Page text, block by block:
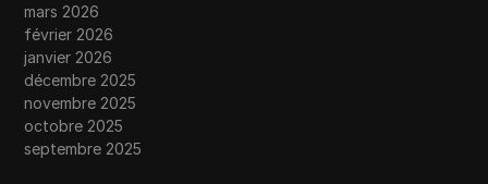
mars 2026
février 2026
janvier 2026
décembre 2025
novembre 2025
octobre 2025
septembre 2025